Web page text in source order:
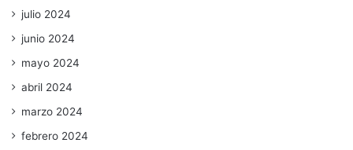
julio 2024
junio 2024
mayo 2024
abril 2024
marzo 2024
febrero 2024